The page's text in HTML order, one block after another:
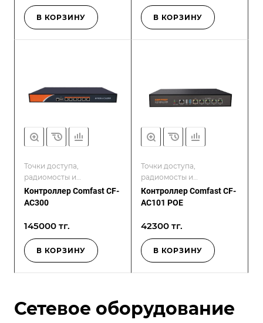
В КОРЗИНУ В КОРЗИНУ
Точки доступа,
радиомосты и
контроллеры
Контроллер Comfast CF-
AC300
145000 тг.
В КОРЗИНУ
Точки доступа,
радиомосты и
контроллеры
Контроллер Comfast CF-
AC101 POE
42300 тг.
В КОРЗИНУ
Сетевое оборудование